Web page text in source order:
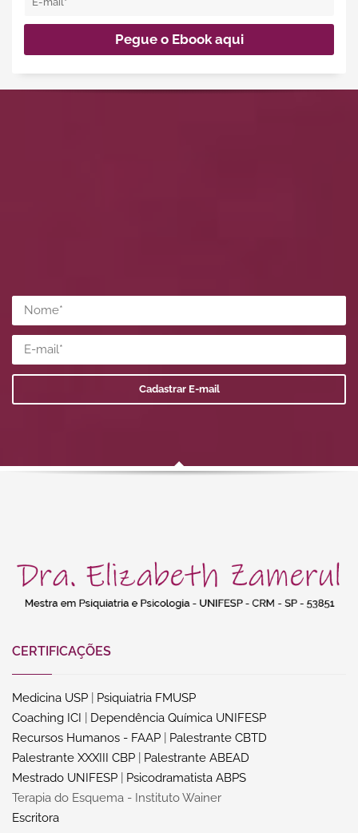
CERTIFICAÇÕES
Medicina USP
Psiquiatria FMUSP
Coaching ICI
Dependência Química UNIFESP
Recursos Humanos - FAAP
Palestrante CBTD
Palestrante XXXIII CBP
Palestrante ABEAD
Mestrado UNIFESP
Psicodramatista ABPS
Terapia do Esquema - Instituto Wainer
Escritora